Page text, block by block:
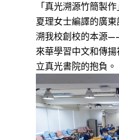
「真光溯源竹簡製
夏理女士編譯的廣
溯我校創校的本源
來華學習中文和傳
立真光書院的抱負。